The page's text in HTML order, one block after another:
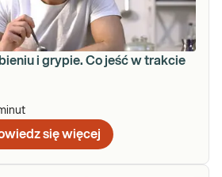
i grypie. Co jeść w trakcie
się więcej